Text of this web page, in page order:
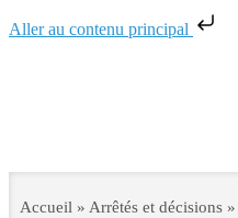
Aller au contenu principal
Accueil » Arrêtés et décisions »